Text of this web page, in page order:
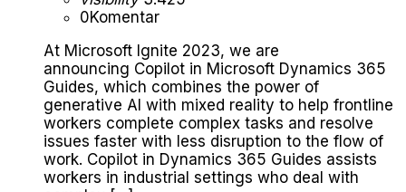
0Komentar
At Microsoft Ignite 2023, we are
announcing Copilot in Microsoft Dynamics 365
Guides, which combines the power of
generative AI with mixed reality to help frontline
workers complete complex tasks and resolve
issues faster with less disruption to the flow of
work. Copilot in Dynamics 365 Guides assists
workers in industrial settings who deal with